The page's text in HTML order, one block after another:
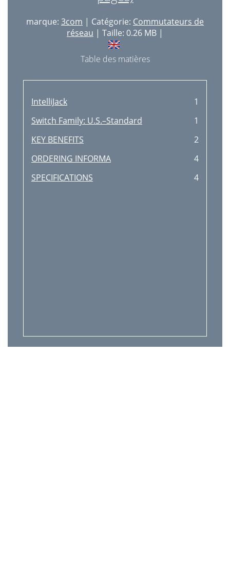
marque: 3com | Catégorie: Commutateurs de
réseau | Taille: 0.26 MB |
Table des matières
IntelliJack
1
Switch Family: U.S.–Standard
1
KEY BENEFITS
2
ORDERING INFORMA
4
SPECIFICATIONS
4